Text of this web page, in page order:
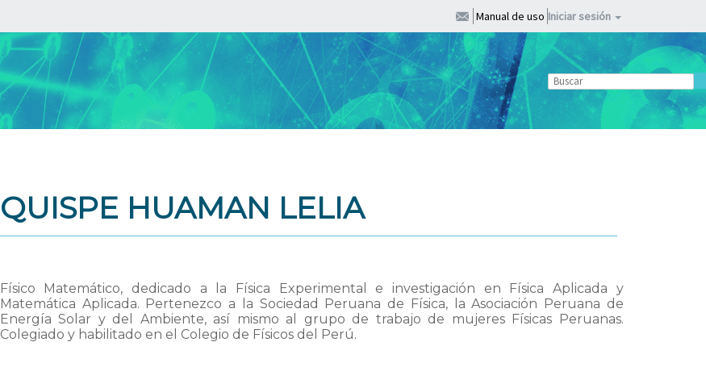
Manual de uso Iniciar sesión
QUISPE HUAMAN LELIA
Físico Matemático, dedicado a la Física Experimental e investigación en Física Aplicada y
Matemática Aplicada. Pertenezco a la Sociedad Peruana de Física, la Asociación Peruana de
Energía Solar y del Ambiente, así­ mismo al grupo de trabajo de mujeres Físicas Peruanas.
Colegiado y habilitado en el Colegio de Físicos del Perú.